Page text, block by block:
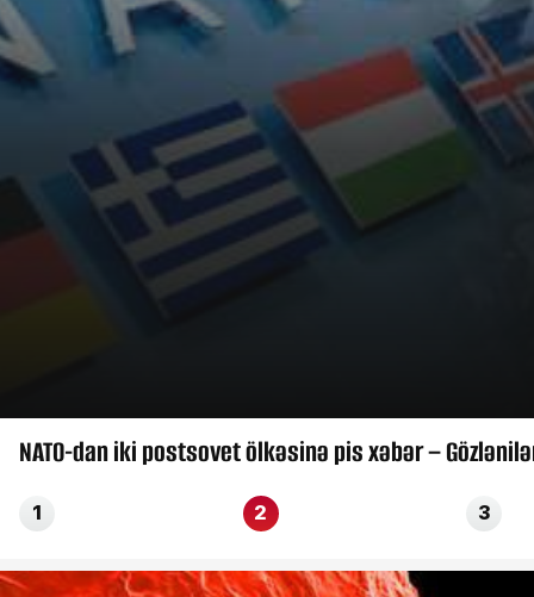
NATO-dan iki postsovet ölkəsinə pis xəbər –
1 2 3